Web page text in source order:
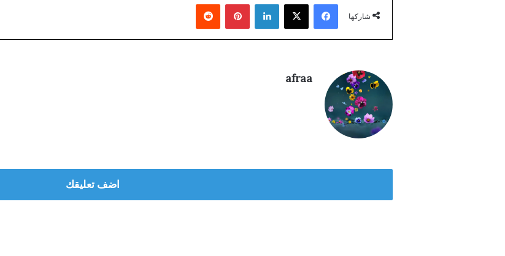
شاركها
فيسبوك لينكدإن بينتيريست
afraa
اضف تعليقك